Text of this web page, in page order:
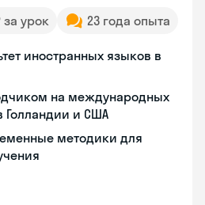
за урок 23 года опыта
иностранных языков в
на международных
Голландии и США
методики для